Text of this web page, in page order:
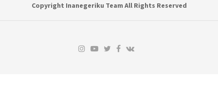
Copyright Inanegeriku Team All Rights Reserved